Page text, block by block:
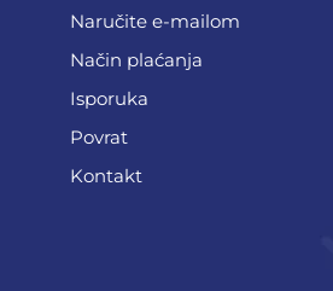
Naručite e-mailom
Način plaćanja
Isporuka
Povrat
Kontakt